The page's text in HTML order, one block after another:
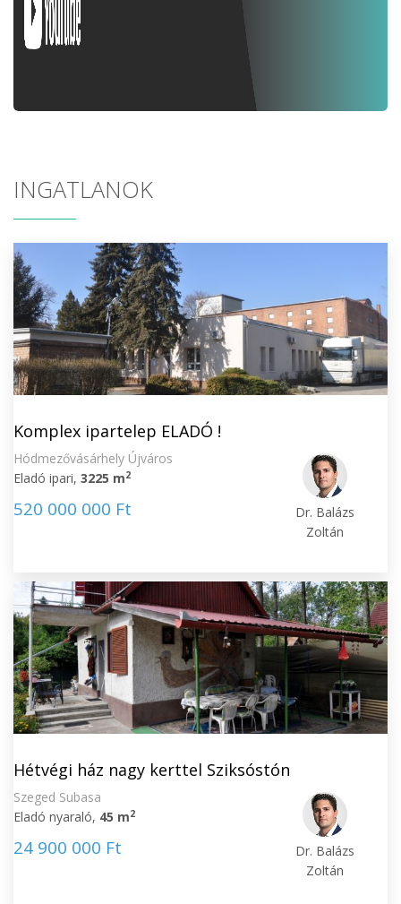
INGATLANOK
Komplex ipartelep ELADÓ !
Hódmezővásárhely Újváros
Eladó ipari, 3225 m2
520 000 000 Ft
Dr. Balázs
Zoltán
Hétvégi ház nagy kerttel Sziksóstón
Szeged Subasa
Eladó nyaraló, 45 m2
24 900 000 Ft
Dr. Balázs
Zoltán